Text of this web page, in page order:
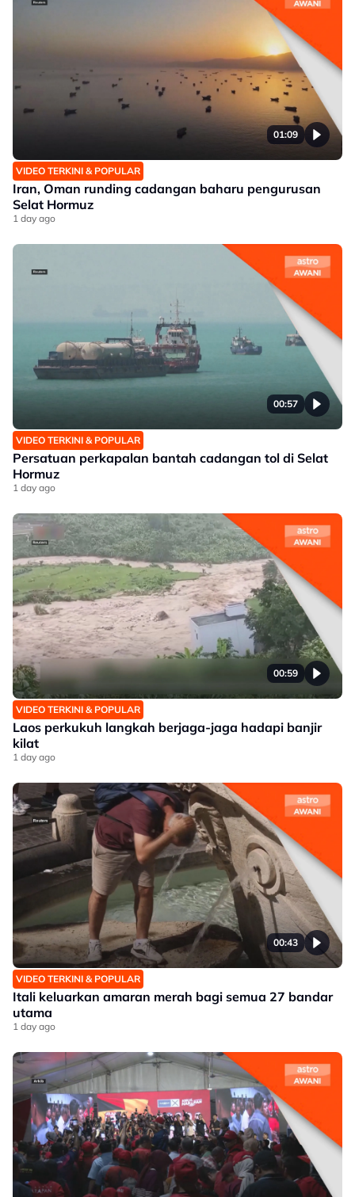
01:09
VIDEO TERKINI & POPULAR
Iran, Oman runding cadangan baharu pengurusan
Selat Hormuz
1 day ago
00:57
VIDEO TERKINI & POPULAR
Persatuan perkapalan bantah cadangan tol di Selat
Hormuz
1 day ago
00:59
VIDEO TERKINI & POPULAR
Laos perkukuh langkah berjaga-jaga hadapi banjir
kilat
1 day ago
00:43
VIDEO TERKINI & POPULAR
Itali keluarkan amaran merah bagi semua 27 bandar
utama
1 day ago